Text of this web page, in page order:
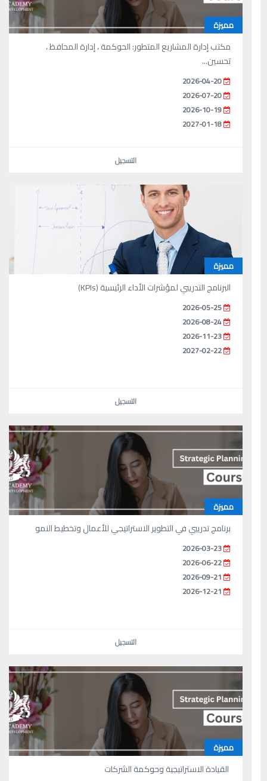
مميزة
مكتب إدارة المشاريع المتطور: الحوكمة ، إدارة المحافظ ،
تحسين...
2026-04-20
2026-07-20
2026-10-19
2027-01-18
التسجيل
مميزة
البرنامج التدريبي لمؤشرات الأداء الرئيسية (KPIs)
2026-05-25
2026-08-24
2026-11-23
2027-02-22
التسجيل
مميزة
برنامج تدريبي في التطوير الاستراتيجي للأعمال وتخطيط النمو
2026-03-23
2026-06-22
2026-09-21
2026-12-21
التسجيل
مميزة
القيادة الاستراتيجية وحوكمة الشركات